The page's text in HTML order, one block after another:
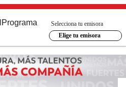
Programa
Selecciona tu emisora
Elige tu emisora